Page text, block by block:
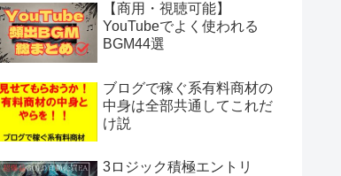
【商用・視聴可能】
YouTubeでよく使われる
BGM44選
ブログで稼ぐ系有料商材の
中身は全部共通してこれだ
け説
3ロジック積極エントリ